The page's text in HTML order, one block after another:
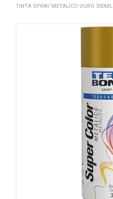
TINTA SPRAY METALICO OURO 350ML